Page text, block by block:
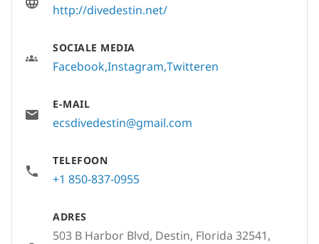
http://divedestin.net/
SOCIALE MEDIA
FacebookInstagram Twitteren
E-MAIL
ecsdivedestin@gmail.com
TELEFOON
+1 850-837-0955
ADRES
503 B Harbor Blvd, Destin, Florida 32541,